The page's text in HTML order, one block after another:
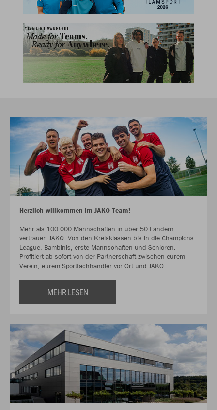
Herzlich willkommen im JAKO Team!
Mehr als 100.000 Mannschaften in über 50 Ländern
vertrauen JAKO. Von den Kreisklassen bis in die Champions
League. Bambinis, erste Mannschaften und Senioren.
Profitiert ab sofort von der Partnerschaft zwischen eurem
Verein, eurem Sportfachhändler vor Ort und JAKO.
MEHR LESEN